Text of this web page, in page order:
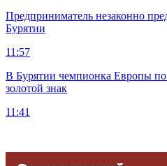
Предприниматель незаконно
Бурятии
11:57
В Бурятии чемпионка Европы
золотой знак
11:41